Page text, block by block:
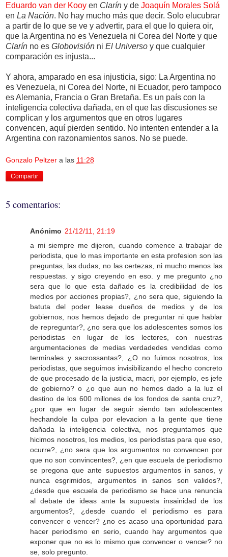
Eduardo van der Kooy en Clarín y de Joaquín Morales Solá
en La Nación. No hay mucho más que decir. Solo elucubrar
a partir de lo que se ve y advertir, para el que lo quiera oir,
que la Argentina no es Venezuela ni Corea del Norte y que
Clarín no es Globovisión ni El Universo y que cualquier
comparación es injusta...
Y ahora, amparado en esa injusticia, sigo: La Argentina no
es Venezuela, ni Corea del Norte, ni Ecuador, pero tampoco
es Alemania, Francia o Gran Bretaña. Es un país con la
inteligencia colectiva dañada, en el que las discusiones se
complican y los argumentos que en otros lugares
convencen, aquí pierden sentido. No intenten entender a la
Argentina con razonamientos sanos. No se puede.
Gonzalo Peltzer a las 11:28
Compartir
5 comentarios:
Anónimo 21/12/11, 21:19
a mi siempre me dijeron, cuando comence a trabajar de
periodista, que lo mas importante en esta profesion son las
preguntas, las dudas, no las certezas, ni mucho menos las
respuestas. y sigo creyendo en eso. y me pregunto ¿no
sera que lo que esta dañado es la credibilidad de los
medios por acciones propias?, ¿no sera que, siguiendo la
batuta del poder lease dueños de medios y de los
gobiernos, nos hemos dejado de preguntar ni que hablar
de repreguntar?, ¿no sera que los adolescentes somos los
periodistas en lugar de los lectores, con nuestras
argumentaciones de medias verdadedes vendidas como
terminales y sacrossantas?, ¿O no fuimos nosotros, los
periodistas, que seguimos invisibilizando el hecho concreto
de que procesado de la justicia, macri, por ejemplo, es jefe
de gobierno? o ¿o que aun no hemos dado a la luz el
destino de los 600 millones de los fondos de santa cruz?,
¿por que en lugar de seguir siendo tan adolescentes
hechandole la culpa por elevacion a la gente que tiene
dañada la inteligencia colectiva, nos preguntamos que
hicimos nosotros, los medios, los periodistas para que eso,
ocurre?, ¿no sera que los argumentos no convencen por
que no son convincentes?, ¿en que escuela de periodismo
se pregona que ante supuestos argumentos in sanos, y
nunca esgrimidos, argumentos in sanos son validos?,
¿desde que escuela de periodismo se hace una renuncia
al debate de ideas ante la supuesta insainidad de los
argumentos?, ¿desde cuando el periodismo es para
convencer o vencer? ¿no es acaso una oportunidad para
hacer periodismo en serio, cuando hay argumentos que
exponer que no es lo mismo que convencer o vencer? no
se, solo pregunto.